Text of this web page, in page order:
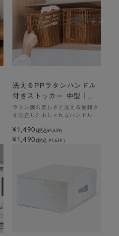
洗えるPPラタンハンドル
付きストッカー 中型｜W1
8×D29×H20cm
ラタン調の美しさと洗える便利さ
を両立したおしゃれなハンドル付
¥1,490(税込¥1,639)
¥1,490(税込 ¥1,639 )